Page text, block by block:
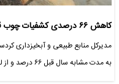
کاهش ۶۶ درصدی کشفیات چوب قاچاق در کردستان
مدیرکل منابع طبیعی و آبخیزداری
به مدت مشابه سال قبل ۶۶ درصد و از لحاظ…